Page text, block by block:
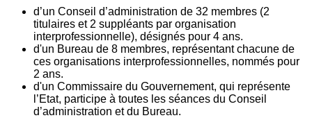
d’un Conseil d’administration de 32 membres (2
titulaires et 2 suppléants par organisation
interprofessionnelle), désignés pour 4 ans.
d'un Bureau de 8 membres, représentant chacune de
ces organisations interprofessionnelles, nommés pour
2 ans.
d'un Commissaire du Gouvernement, qui représente
l’Etat, participe à toutes les séances du Conseil
d’administration et du Bureau.